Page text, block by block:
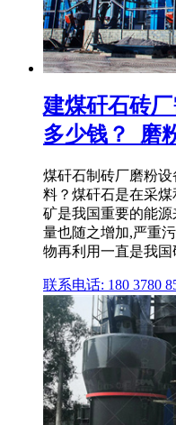
建煤矸石砖
多少钱？_磨
煤矸石制砖厂磨粉
料？煤矸石是在采
矿是我国重要的能
量也随之增加,严重
物再利用一直是我国
联系电话: 180 3780